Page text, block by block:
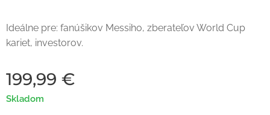
Ideálne pre: fanúšikov Messiho, zberateľov World Cup
kariet, investorov.
199,99 €
Skladom